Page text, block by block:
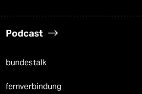
Podcast
bundestalk
fernverbindung